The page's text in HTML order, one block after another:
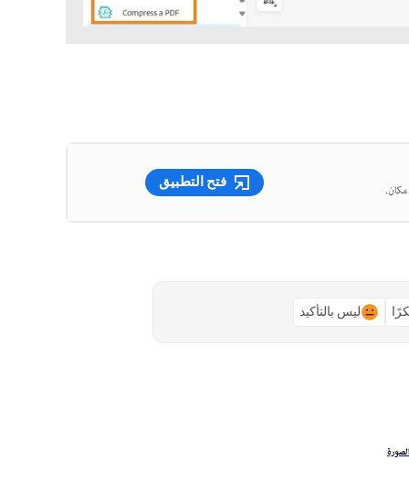
فتح التطبيق
ليس بالتأكيد